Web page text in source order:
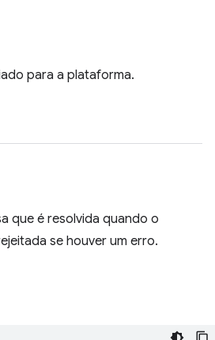
para a plataforma.
que é resolvida quando o
se houver um erro.